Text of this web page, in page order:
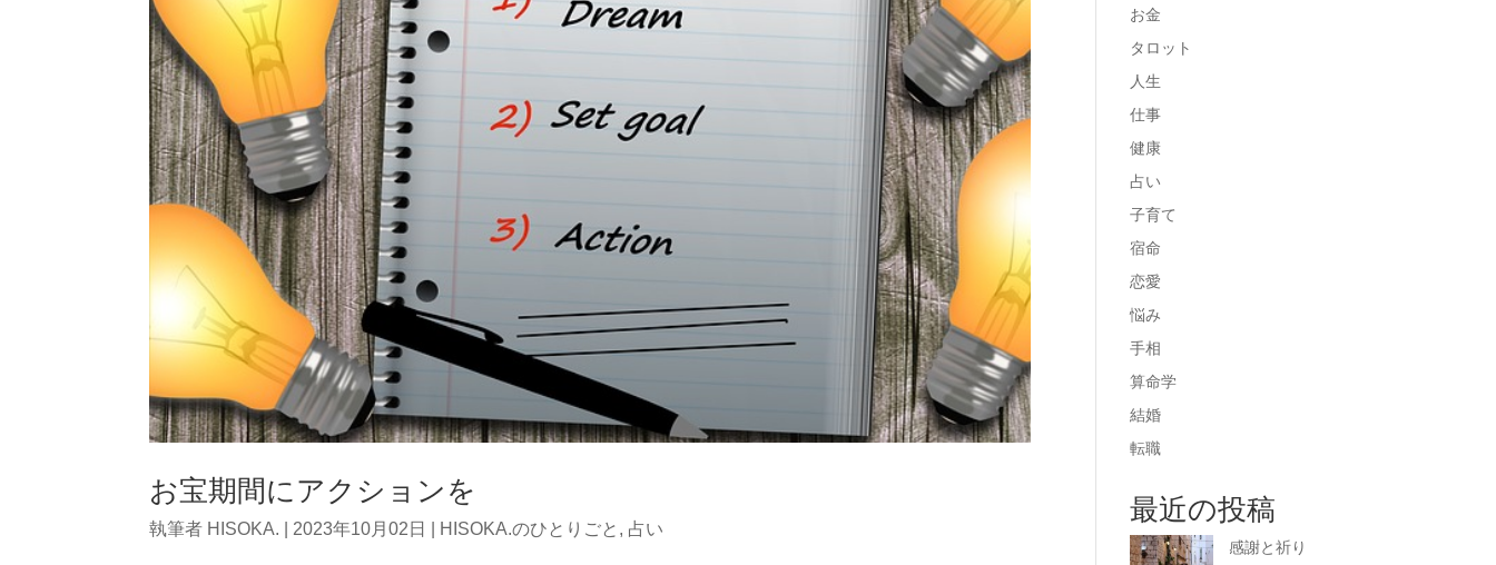
お宝期間にアクションを
執筆者 HISOKA. 2023年10月02日 HISOKA.のひとりごと , 占い
お金
タロット
人生
仕事
健康
占い
子育て
宿命
恋愛
悩み
手相
算命学
結婚
転職
最近の投稿
感謝と祈り